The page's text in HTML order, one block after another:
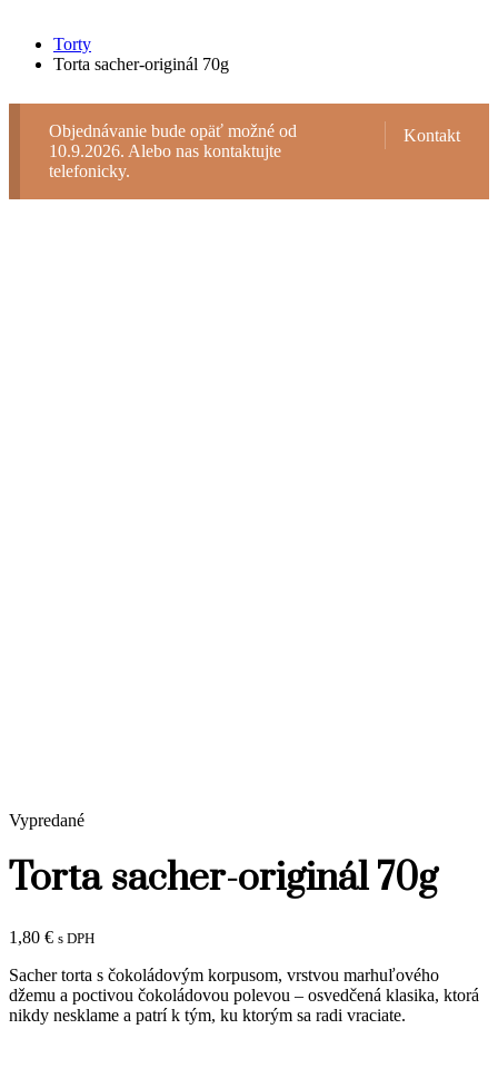
Torty
Torta sacher-originál 70g
Kontakt
Objednávanie bude opäť možné od
10.9.2026. Alebo nas kontaktujte
telefonicky.
Vypredané
Torta sacher-originál 70g
1,80 € s DPH
Sacher torta s čokoládovým korpusom, vrstvou marhuľového
džemu a poctivou čokoládovou polevou – osvedčená klasika, ktorá
nikdy nesklame a patrí k tým, ku ktorým sa radi vraciate.